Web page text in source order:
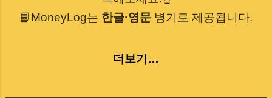
📘MoneyLog는 한글·영문 병기로 제공됩니다.
더보기…